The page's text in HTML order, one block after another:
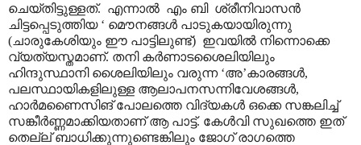
ചെയ്തിട്ടുള്ളത്. എന്നാൽ എം ബി ശ്രീനിവാസൻ
ചിട്ടപ്പെടുത്തിയ ‘ മൌനങ്ങൾ പാടുകയായിരുന്നു
(ചാരുകേശിയും ഈ പാട്ടിലുണ്ട്) ഇവയിൽ നിന്നൊക്കെ
വ്യത്യസ്തമാണ്. തനി കർണാടശൈലിയിലും
ഹിന്ദുസ്ഥാനി ശൈലിയിലും വരുന്ന ‘അ’കാരങ്ങൾ,
പലസ്ഥായികളിലുള്ള ആലാപനസന്നിവേശങ്ങൾ,
ഹാർമണൈസിങ് പോലത്തെ വിദ്യകൾ ഒക്കെ സങ്കലിച്ച്
സങ്കീർണ്ണമാക്കിയതാണ് ആ പാട്ട്. കേൾവി സുഖത്തെ ഇത്
തെല്ല് ബാധിക്കുന്നുണ്ടെങ്കിലും ജോഗ് രാഗത്തെ